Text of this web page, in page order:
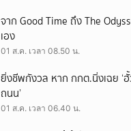
จาก Good Time ถึง The
เอง
01 ส.ค. เวลา 08.50 น.
ยิ่งชีพกังวล หาก กกต.นิ่งเฉย ‘ฮั้
ถนน’
01 ส.ค. เวลา 06.40 น.